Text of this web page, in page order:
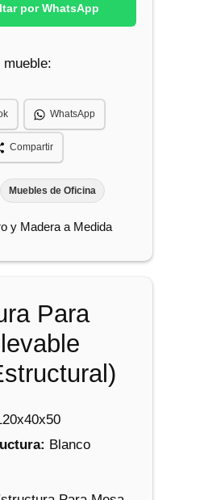
por WhatsApp
WhatsApp
Compartir
Muebles de Oficina
y Madera a Medida
Para
Blanco